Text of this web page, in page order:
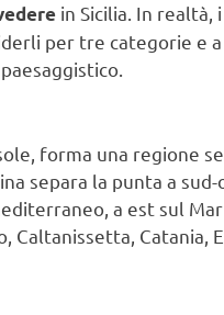
in Sicilia. In realtà,
per tre categorie e
forma una regione
separa la punta a
a est sul
Catania,